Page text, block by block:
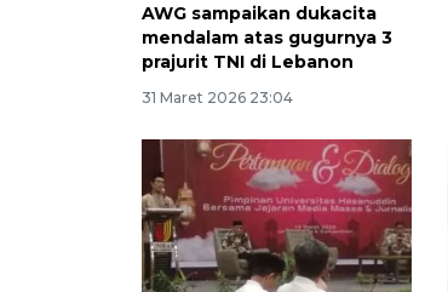
AWG sampaikan dukacita
mendalam atas gugurnya 3
prajurit TNI di Lebanon
31 Maret 2026 23:04